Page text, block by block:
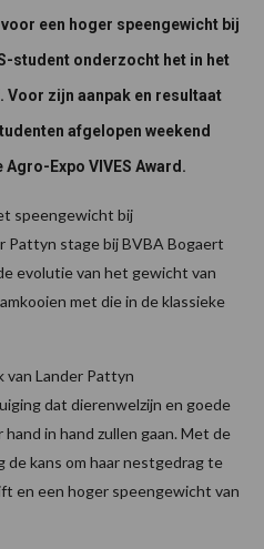
een hoger speengewicht bij
student onderzocht het in het
Voor zijn aanpak en resultaat
afgelopen weekend
Expo VIVES Award.
speengewicht bij
Pattyn stage bij BVBA Bogaert
evolutie van het gewicht van
met die in de klassieke
van Lander Pattyn
dat dierenwelzijn en goede
in hand zullen gaan. Met de
de kans om haar nestgedrag te
en een hoger speengewicht van